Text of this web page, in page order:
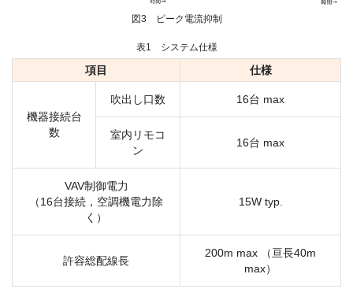
図3 ピーク電流抑制
表1 システム仕様
項目 仕様
機器接続台
数
吹出し口数 16台 max
室内リモコ
ン
16台 max
VAV制御電力
（16台接続，空調機電力除
く）
15W typ.
許容総配線長
200m max （亘長40m
max）